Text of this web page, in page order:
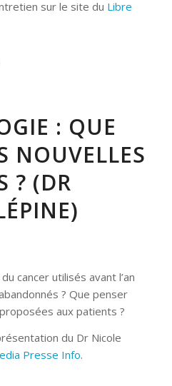
sur le site du Libre
: QUE
NOUVELLES
? (DR
cancer utilisés avant l’an
? Que penser
aux patients ?
du Dr Nicole
Presse Info.